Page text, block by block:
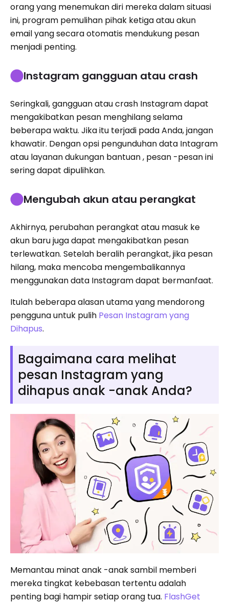
orang yang menemukan diri mereka dalam situasi
ini, program pemulihan pihak ketiga atau akun
email yang secara otomatis mendukung pesan
menjadi penting.
Instagram gangguan atau crash
Seringkali, gangguan atau crash Instagram dapat
mengakibatkan pesan menghilang selama
beberapa waktu. Jika itu terjadi pada Anda, jangan
khawatir. Dengan opsi pengunduhan data Intagram
atau layanan dukungan bantuan , pesan -pesan ini
sering dapat dipulihkan.
Mengubah akun atau perangkat
Akhirnya, perubahan perangkat atau masuk ke
akun baru juga dapat mengakibatkan pesan
terlewatkan. Setelah beralih perangkat, jika pesan
hilang, maka mencoba mengembalikannya
menggunakan data Instagram dapat bermanfaat.
Itulah beberapa alasan utama yang mendorong
pengguna untuk pulih Pesan Instagram yang
Dihapus.
Bagaimana cara melihat
pesan Instagram yang
dihapus anak -anak Anda?
Memantau minat anak -anak sambil memberi
mereka tingkat kebebasan tertentu adalah
penting bagi hampir setiap orang tua. FlashGet